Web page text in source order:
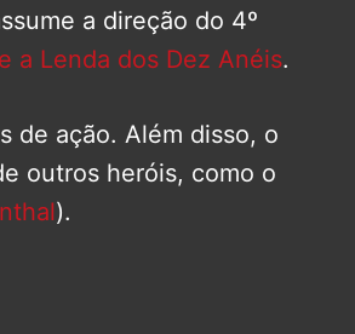
a direção do 4º
a Lenda dos Dez Anéis.
de ação. Além disso, o
outros heróis, como o
).